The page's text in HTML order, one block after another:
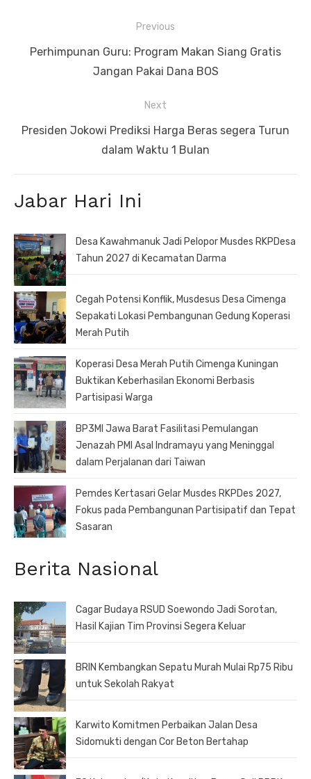
pos
Previous
Previous
Perhimpunan Guru: Program Makan Siang Gratis
Jangan Pakai Dana BOS
Next
Next
Presiden Jokowi Prediksi Harga Beras segera Turun
dalam Waktu 1 Bulan
Jabar Hari Ini
Desa Kawahmanuk Jadi Pelopor Musdes RKPDesa
Tahun 2027 di Kecamatan Darma
Cegah Potensi Konflik, Musdesus Desa Cimenga
Sepakati Lokasi Pembangunan Gedung Koperasi
Merah Putih
Koperasi Desa Merah Putih Cimenga Kuningan
Buktikan Keberhasilan Ekonomi Berbasis
Partisipasi Warga
BP3MI Jawa Barat Fasilitasi Pemulangan
Jenazah PMI Asal Indramayu yang Meninggal
dalam Perjalanan dari Taiwan
Pemdes Kertasari Gelar Musdes RKPDes 2027,
Fokus pada Pembangunan Partisipatif dan Tepat
Sasaran
Berita Nasional
Cagar Budaya RSUD Soewondo Jadi Sorotan,
Hasil Kajian Tim Provinsi Segera Keluar
BRIN Kembangkan Sepatu Murah Mulai Rp75 Ribu
untuk Sekolah Rakyat
Karwito Komitmen Perbaikan Jalan Desa
Sidomukti dengan Cor Beton Bertahap